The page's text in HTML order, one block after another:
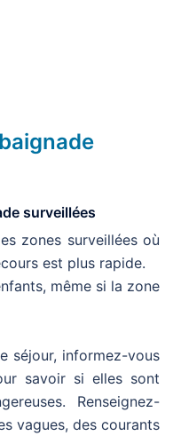
surveillées
zones surveillées où
est plus rapide.
même si la zone
séjour, informez-vous
savoir si elles sont
Renseignez-
vagues, des courants